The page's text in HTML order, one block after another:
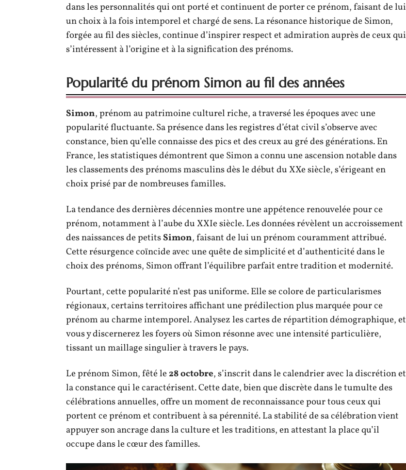
dans les personnalités qui ont porté et continuent de porter ce prénom, faisant de lui
un choix à la fois intemporel et chargé de sens. La résonance historique de Simon,
forgée au fil des siècles, continue d’inspirer respect et admiration auprès de ceux qui
s’intéressent à l’origine et à la signification des prénoms.
Popularité du prénom Simon au fil des années
Simon, prénom au patrimoine culturel riche, a traversé les époques avec une
popularité fluctuante. Sa présence dans les registres d’état civil s’observe avec
constance, bien qu’elle connaisse des pics et des creux au gré des générations. En
France, les statistiques démontrent que Simon a connu une ascension notable dans
les classements des prénoms masculins dès le début du XXe siècle, s’érigeant en
choix prisé par de nombreuses familles.
La tendance des dernières décennies montre une appétence renouvelée pour ce
prénom, notamment à l’aube du XXIe siècle. Les données révèlent un accroissement
des naissances de petitsSimon, faisant de lui un prénom couramment attribué.
Cette résurgence coïncide avec une quête de simplicité et d’authenticité dans le
choix des prénoms, Simon offrant l’équilibre parfait entre tradition et modernité.
Pourtant, cette popularité n’est pas uniforme. Elle se colore de particularismes
régionaux, certains territoires affichant une prédilection plus marquée pour ce
prénom au charme intemporel. Analysez les cartes de répartition démographique, et
vous y discernerez les foyers où Simon résonne avec une intensité particulière,
tissant un maillage singulier à travers le pays.
Le prénom Simon, fêté le28 octobre, s’inscrit dans le calendrier avec la discrétion et
la constance qui le caractérisent. Cette date, bien que discrète dans le tumulte des
célébrations annuelles, offre un moment de reconnaissance pour tous ceux qui
portent ce prénom et contribuent à sa pérennité. La stabilité de sa célébration vient
appuyer son ancrage dans la culture et les traditions, en attestant la place qu’il
occupe dans le cœur des familles.